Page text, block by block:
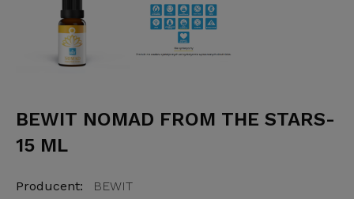
BEWIT NOMAD FROM THE STARS-
15 ML
Producent:
BEWIT